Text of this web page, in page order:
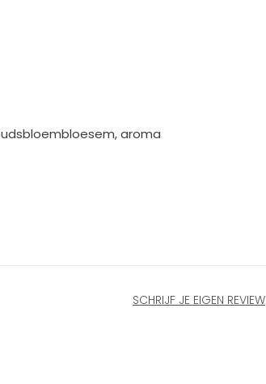
aroma
SCHRIJF JE EIGEN REVIEW